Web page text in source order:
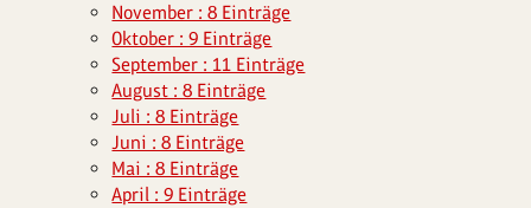
November : 8 Einträge
Oktober : 9 Einträge
September : 11 Einträge
August : 8 Einträge
Juli : 8 Einträge
Juni : 8 Einträge
Mai : 8 Einträge
April : 9 Einträge